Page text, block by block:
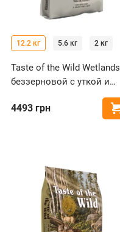
12.2 кг 5.6 кг 2 кг
Taste of the Wild Wetlands
беззерновой с уткой и
курицей для собак всех
пород
4493 грн